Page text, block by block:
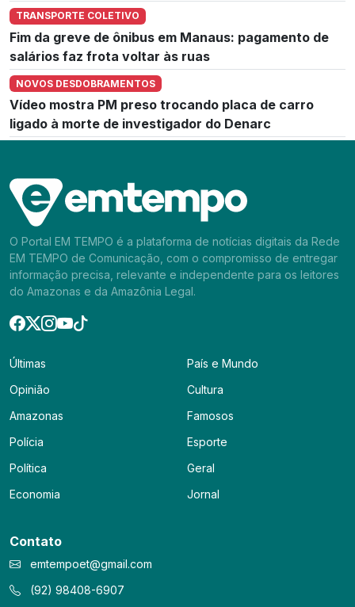
TRANSPORTE COLETIVO
Fim da greve de ônibus em Manaus: pagamento de
salários faz frota voltar às ruas
NOVOS DESDOBRAMENTOS
Vídeo mostra PM preso trocando placa de carro
ligado à morte de investigador do Denarc
O Portal EM TEMPO é a plataforma de notícias digitais da Rede
EM TEMPO de Comunicação, com o compromisso de entregar
informação precisa, relevante e independente para os leitores
do Amazonas e da Amazônia Legal.
Últimas
Opinião
Amazonas
Polícia
Política
Economia
País e Mundo
Cultura
Famosos
Esporte
Geral
Jornal
Contato
emtempoet@gmail.com
(92) 98408-6907